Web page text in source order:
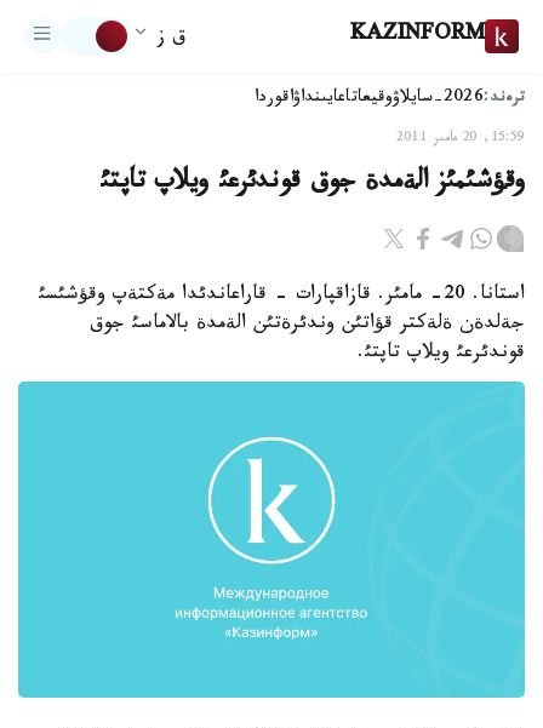
KAZINFORM ق ز
ترەند:2026-سايلاۋ وقيعاتاعايىنداۋاقوردا
15:59, 20 مامىر 2011
وقؤشئمئز الةمدة جوق قوندئرعئ ويلاپ تاپتئ
استانا. 20- مامئر. قازاقپارات - قاراعاندئدا مةكتةپ وقؤشئسئ
جةلدةن ةلةكتر قؤاتئن وندئرةتئن الةمدة بالاماسئ جوق
قوندئرعئ ويلاپ تاپتئ.